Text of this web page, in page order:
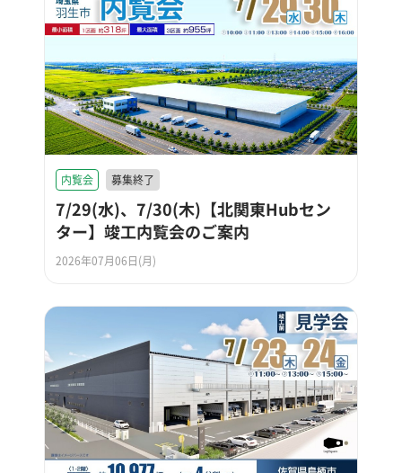
内覧会 募集終了
7/29(水)、7/30(木)【北関東Hubセン
ター】竣工内覧会のご案内
2026年07月06日(月)